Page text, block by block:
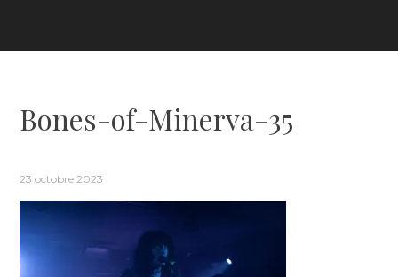
Bones-of-Minerva-35
23 octobre 2023